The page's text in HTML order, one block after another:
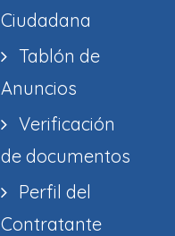
Ciudadana
Tablón de
Anuncios
Verificación
de documentos
Perfil del
Contratante